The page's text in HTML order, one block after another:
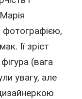
фотографією,
Її зріст
(вага
увагу, але